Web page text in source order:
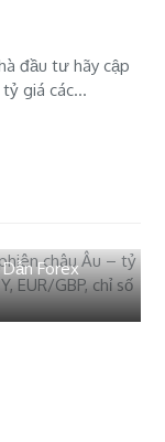
đầu tư hãy cập
giá các…
Forex